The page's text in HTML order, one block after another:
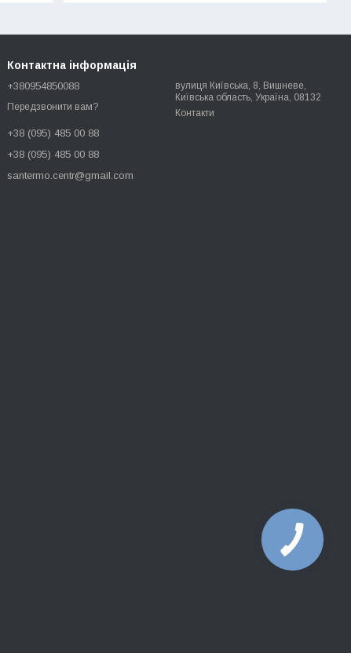
Контактна інформація
+380954850088
Передзвонити вам?
+38 (095) 485 00 88
+38 (095) 485 00 88
santermo.centr@gmail.com
вулиця Київська, 8, Вишневе,
Київська область, Україна, 08132
Контакти